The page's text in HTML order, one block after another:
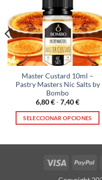
Master Custard 10ml –
Pastry Masters Nic Salts by
Bombo
6,80€-7,40€Rango
precios:
desde
SELECCIONAR OPCIONES
múltiples
Visa